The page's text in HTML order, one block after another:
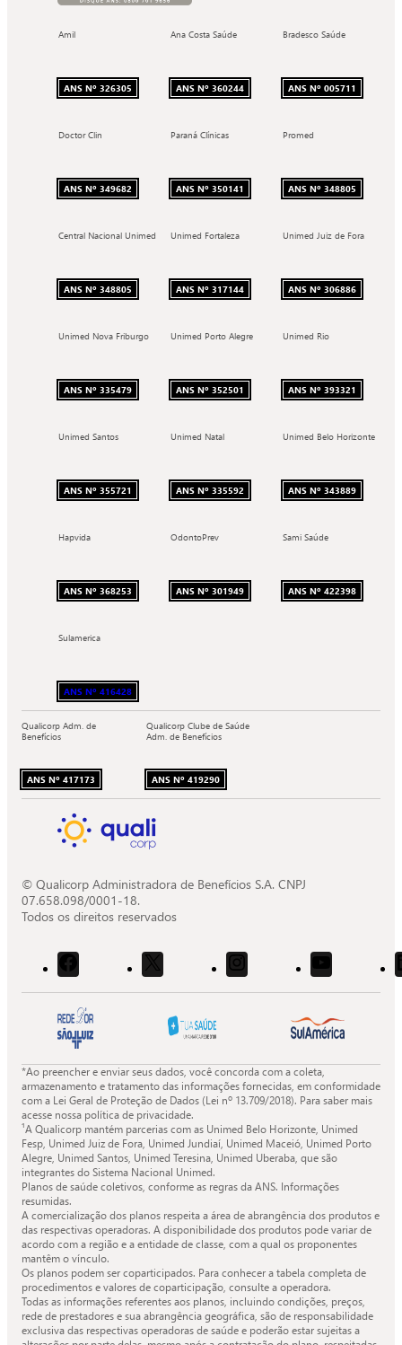
Amil
ANS Nº 326305
Ana Costa Saúde
ANS Nº 360244
Bradesco Saúde
ANS Nº 005711
Doctor Clin
ANS Nº 349682
Paraná Clínicas
ANS Nº 350141
Promed
ANS Nº 348805
Central Nacional Unimed
ANS Nº 348805
Unimed Fortaleza
ANS Nº 317144
Unimed Juiz de Fora
ANS Nº 306886
Unimed Nova Friburgo
ANS Nº 335479
Unimed Porto Alegre
ANS Nº 352501
Unimed Rio
ANS Nº 393321
Unimed Santos
ANS Nº 355721
Unimed Natal
ANS Nº 335592
Unimed Belo Horizonte
ANS Nº 343889
Hapvida
ANS Nº 368253
OdontoPrev
ANS Nº 301949
Sami Saúde
ANS Nº 422398
Sulamerica
ANS Nº 416428
Qualicorp Adm. de
Benefícios
ANS Nº 417173
Qualicorp Clube de Saúde
Adm. de Benefícios
ANS Nº 419290
© Qualicorp Administradora de Benefícios S.A. CNPJ
07.658.098/0001-18.
Todos os direitos reservados
Acessar
o
Facebook
da
Quali.
Acessar
o
X
Quali.
Acessar
o
Instagram
Acessar
o
Youtube
Quali.
*Ao preencher e enviar seus dados, você concorda com a coleta,
armazenamento e tratamento das informações fornecidas, em conformidade
com a Lei Geral de Proteção de Dados (Lei nº 13.709/2018). Para saber mais
acesse nossa política de privacidade.
¹A Qualicorp mantém parcerias com as Unimed Belo Horizonte, Unimed
Fesp, Unimed Juiz de Fora, Unimed Jundiaí, Unimed Maceió, Unimed Porto
Alegre, Unimed Santos, Unimed Teresina, Unimed Uberaba, que são
integrantes do Sistema Nacional Unimed.
Planos de saúde coletivos, conforme as regras da ANS. Informações
resumidas.
A comercialização dos planos respeita a área de abrangência dos produtos e
das respectivas operadoras. A disponibilidade dos produtos pode variar de
acordo com a região e a entidade de classe, com a qual os proponentes
mantêm o vínculo.
Os planos podem ser coparticipados. Para conhecer a tabela completa de
procedimentos e valores de coparticipação, consulte a operadora.
Todas as informações referentes aos planos, incluindo condições, preços,
rede de prestadores e sua abrangência geográfica, são de responsabilidade
exclusiva das respectivas operadoras de saúde e poderão estar sujeitas a